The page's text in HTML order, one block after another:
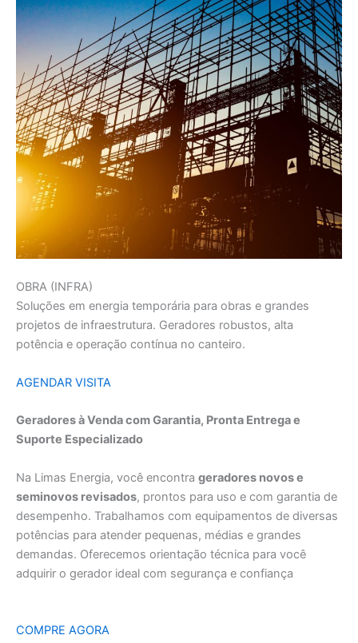
OBRA (INFRA)
Soluções em energia temporária para obras e grandes
projetos de infraestrutura. Geradores robustos, alta
potência e operação contínua no canteiro.
AGENDAR VISITA
Geradores à Venda com Garantia, Pronta Entrega e
Suporte Especializado
Na Limas Energia, você encontra geradores novos e
seminovos revisados, prontos para uso e com garantia de
desempenho. Trabalhamos com equipamentos de diversas
potências para atender pequenas, médias e grandes
demandas. Oferecemos orientação técnica para você
adquirir o gerador ideal com segurança e confiança
COMPRE AGORA